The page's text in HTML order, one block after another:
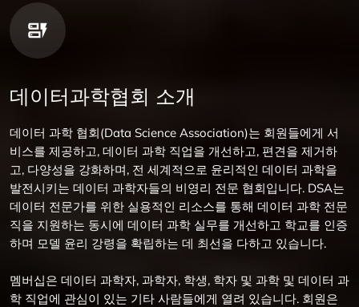
데이터과학협회 소개
데이터 과학 협회(Data Science Association)는 회원들에게 서
비스를 제공하고, 데이터 과학 직업을 개선하고, 편견을 제거하
고, 다양성을 강화하며, 전 세계적으로 윤리적인 데이터 과학을
발전시키는 데이터 과학자들의 비영리 전문 협회입니다. DSA는
데이터 전문가를 위한 실용적인 리소스를 통해 데이터 과학 전문
직을 지원하는 동시에 데이터 과학 실무를 개선하고 학교를 인증
하며 모델 윤리 강령을 확립하는 데 최선을 다하고 있습니다.
멤버십은 데이터 과학자, 과학자, 학생, 학자 및 과학 및 데이터 과
학 직업에 관심이 있는 기타 사람들에게 열려 있습니다. 회원은